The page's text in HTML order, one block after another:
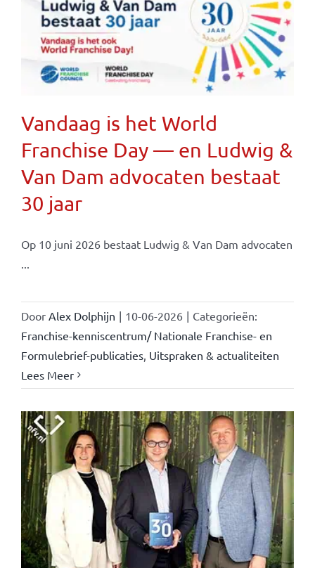
Vandaag is het World
Franchise Day — en Ludwig &
Van Dam advocaten bestaat
30 jaar
Op 10 juni 2026 bestaat Ludwig & Van Dam advocaten
Door Alex Dolphijn | 10-06-2026 | Categorieën:
Franchise-kenniscentrum/ Nationale Franchise- en
Formulebrief-publicaties, Uitspraken & actualiteiten
Lees Meer